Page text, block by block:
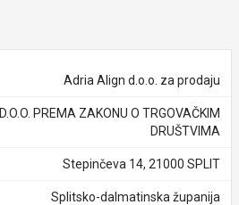
Adria Align d.o.o. za prodaju
D.O.O. PREMA ZAKONU O TRGOVAČKIM
DRUŠTVIMA
Stepinčeva 14, 21000 SPLIT
Splitsko-dalmatinska županija